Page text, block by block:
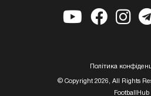
Полiтика
© Copyright 2026, All Rights
FootballHub